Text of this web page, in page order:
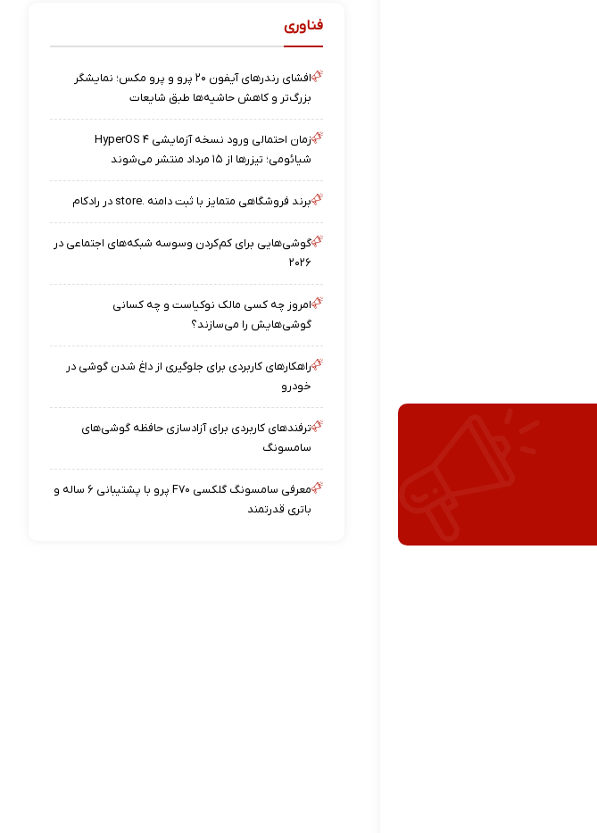
فناوری
افشای رندرهای آیفون ۲۰ پرو و پرو مکس؛ نمایشگر
بزرگ‌تر و کاهش حاشیه‌ها طبق شایعات
زمان احتمالی ورود نسخه آزمایشی HyperOS ۴
شیائومی؛ تیزرها از ۱۵ مرداد منتشر می‌شوند
برند فروشگاهی متمایز با ثبت دامنه .store در رادکام
گوشی‌هایی برای کم‌کردن وسوسه شبکه‌های اجتماعی در
۲۰۲۶
امروز چه کسی مالک نوکیاست و چه کسانی
گوشی‌هایش را می‌سازند؟
راهکارهای کاربردی برای جلوگیری از داغ شدن گوشی در
خودرو
ترفندهای کاربردی برای آزادسازی حافظه گوشی‌های
سامسونگ
معرفی سامسونگ گلکسی F۷۰ پرو با پشتیبانی ۶ ساله و
باتری قدرتمند